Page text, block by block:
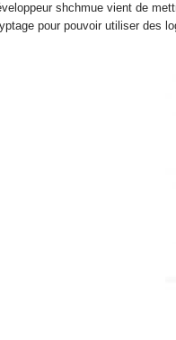
shchmue vient de
pour pouvoir utiliser des